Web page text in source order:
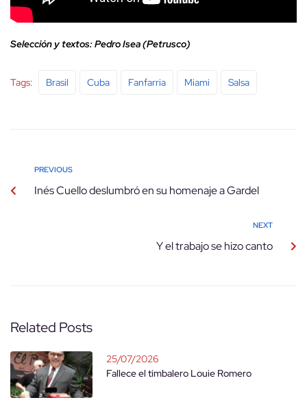
Selección y textos: Pedro Isea (Petrusco)
Tags: Brasil Cuba Fanfarria Miami Salsa
PREVIOUS
Inés Cuello deslumbró en su homenaje a Gardel
NEXT
Y el trabajo se hizo canto
Related Posts
25/07/2026
Fallece el timbalero Louie Romero